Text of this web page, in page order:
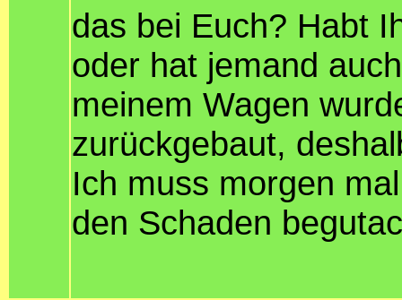
das bei Euch? Habt
oder hat jemand
meinem Wagen
zurückgebaut,
Ich muss morgen
den Schaden